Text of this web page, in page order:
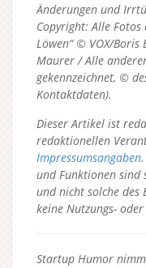
Änderungen und
Copyright: Alle Fotos
Löwen“ © VOX/
Maurer / Alle
gekennzeichnet, ©
Kontaktdaten).
Dieser Artikel ist
redaktionellen
Impressumsangaben
und Funktionen sind
und nicht solche des
keine Nutzungs-
Startup Humor